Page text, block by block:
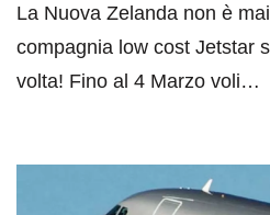
La Nuova Zelanda non è
compagnia low cost Jetstar
volta! Fino al 4 Marzo voli…